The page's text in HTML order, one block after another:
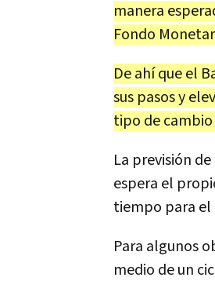
manera
Fondo
De ahí que el
sus pasos y
tipo de cambio
La previsión de
espera el
tiempo para
Para algunos
medio de un